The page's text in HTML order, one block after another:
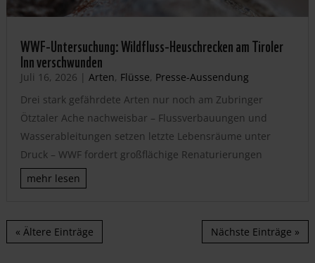
WWF-Untersuchung: Wildfluss-Heuschrecken am Tiroler
Inn verschwunden
Juli 16, 2026 | Arten, Flüsse, Presse-Aussendung
Drei stark gefährdete Arten nur noch am Zubringer
Ötztaler Ache nachweisbar – Flussverbauungen und
Wasserableitungen setzen letzte Lebensräume unter
Druck – WWF fordert großflächige Renaturierungen
mehr lesen
« Ältere Einträge Nächste Einträge »